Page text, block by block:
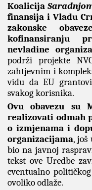
Koalicija
finansija i Vladu
zakonske
kofinansiranju
nevladine
podrži projekte
zahtjevnim i
vidu da EU
svakog korisnika.
Ovu obavezu su
realizovati odmah
o izmjenama i
organizacijama, još
bio na javnoj
tekst ove Uredbe
eventualno
ovoliko odlaže.